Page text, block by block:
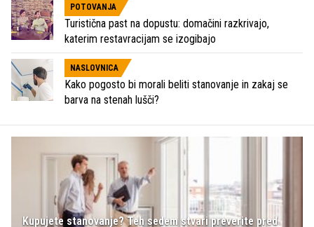
POTOVANJA
Turistična past na dopustu: domačini razkrivajo,
katerim restavracijam se izogibajo
NASLOVNICA
Kako pogosto bi morali beliti stanovanje in zakaj se
barva na stenah lušči?
Kupujete stanovanje? Teh sedem stvari preverite pred